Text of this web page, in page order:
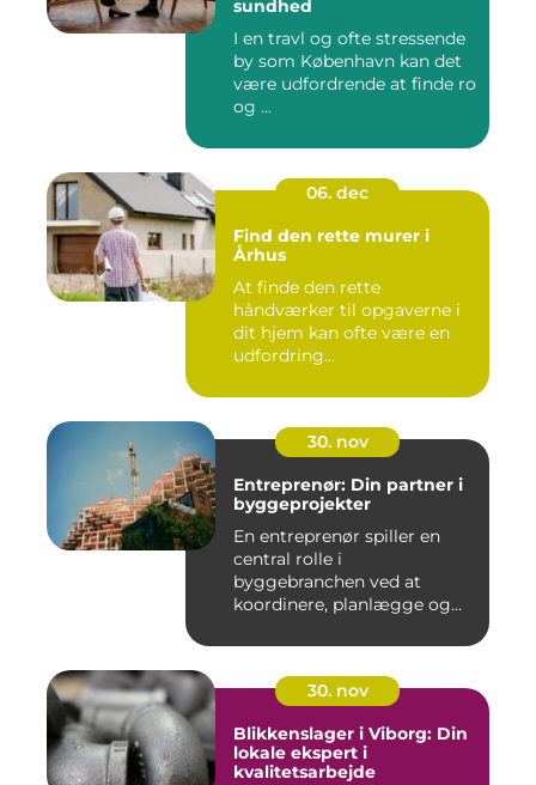
sundhed
I en travl og ofte stressende
by som København kan det
være udfordrende at finde ro
og ...
06. dec
Find den rette murer i
Århus
At finde den rette
håndværker til opgaverne i
dit hjem kan ofte være en
udfordring...
30. nov
Entreprenør: Din partner i
byggeprojekter
En entreprenør spiller en
central rolle i
byggebranchen ved at
koordinere, planlægge og...
30. nov
Blikkenslager i Viborg: Din
lokale ekspert i
kvalitetsarbejde